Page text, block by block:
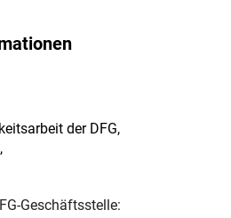
der DFG,
Geschäftsstelle: